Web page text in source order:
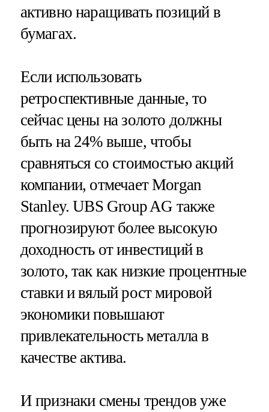
активно наращивать позиций в
бумагах.
Если использовать
ретроспективные данные, то
сейчас цены на золото должны
быть на 24% выше, чтобы
сравняться со стоимостью акций
компании, отмечает Morgan
Stanley. UBS Group AG также
прогнозируют более высокую
доходность от инвестиций в
золото, так как низкие процентные
ставки и вялый рост мировой
экономики повышают
привлекательность металла в
качестве актива.
И признаки смены трендов уже